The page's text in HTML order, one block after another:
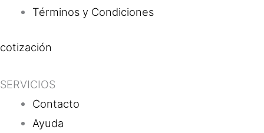
Términos y Condiciones
cotización
SERVICIOS
Contacto
Ayuda